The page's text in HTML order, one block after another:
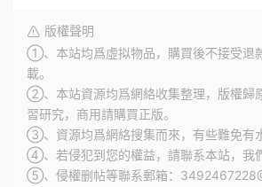
版權聲明
①、本站均爲虛拟物品，購買後不接受退
載。
②、本站資源均爲網絡收集整理，版權歸
習研究，商用請購買正版。
③、資源均爲網絡搜集而來，有些難免有
④、若侵犯到您的權益，請聯系本站，我
⑤、侵權删帖等聯系郵箱：